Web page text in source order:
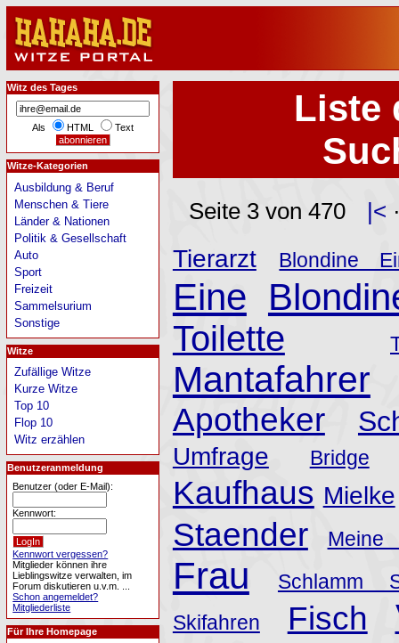
Liste
Seite 3 von 470 |<
Tierarzt Blondine
Eine
Toilette
Mantafahrer
Apotheker
Umfrage Bridge
Kaufhaus Mielke
Staender Meine
Frau
Schlamm
Skifahren
Fisch
Witz des Tages
Als HTML Text
Witze-Kategorien
Ausbildung & Beruf
Menschen & Tiere
Länder & Nationen
Politik & Gesellschaft
Auto
Sport
Freizeit
Sammelsurium
Sonstige
Witze
Zufällige Witze
Kurze Witze
Top 10
Flop 10
Witz erzählen
Benutzeranmeldung
Benutzer (oder E-Mail):
Kennwort:
Kennwort vergessen?
Mitglieder können ihre
Lieblingswitze verwalten, im
Forum diskutieren u.v.m. ...
Schon angemeldet?
Mitgliederliste
Für Ihre Homepage